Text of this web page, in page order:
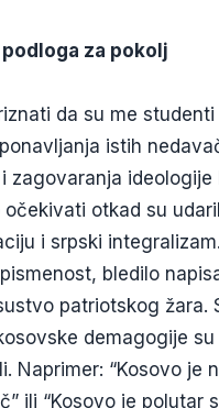
za pokolj
da su me
istih
zagovaranja
očekivati otkad su
i srpski
bledilo
patriotskog žara.
demagogije
Naprimer: “Kosovo je
ili “Kosovo je polutar